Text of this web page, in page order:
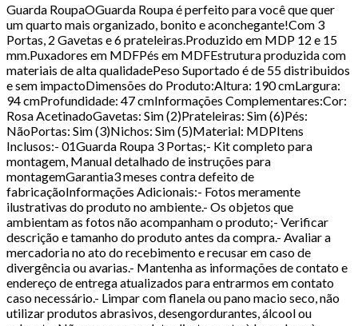
Guarda RoupaOGuarda Roupa é perfeito para você que quer
um quarto mais organizado, bonito e aconchegante!Com 3
Portas, 2 Gavetas e 6 prateleiras.Produzido em MDP 12 e 15
mm.Puxadores em MDFPés em MDFEstrutura produzida com
materiais de alta qualidadePeso Suportado é de 55 distribuidos
e sem impactoDimensões do Produto:Altura: 190 cmLargura:
94 cmProfundidade: 47 cmInformações Complementares:Cor:
Rosa AcetinadoGavetas: Sim (2)Prateleiras: Sim (6)Pés:
NãoPortas: Sim (3)Nichos: Sim (5)Material: MDPItens
Inclusos:- 01Guarda Roupa 3 Portas;- Kit completo para
montagem, Manual detalhado de instruções para
montagemGarantia3 meses contra defeito de
fabricaçãoInformações Adicionais:- Fotos meramente
ilustrativas do produto no ambiente.- Os objetos que
ambientam as fotos não acompanham o produto;- Verificar
descrição e tamanho do produto antes da compra.- Avaliar a
mercadoria no ato do recebimento e recusar em caso de
divergência ou avarias.- Mantenha as informações de contato e
endereço de entrega atualizados para entrarmos em contato
caso necessário.- Limpar com flanela ou pano macio seco, não
utilizar produtos abrasivos, desengordurantes, álcool ou